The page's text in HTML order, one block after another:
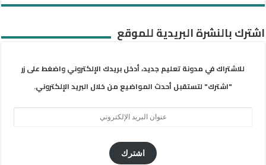
اشترك بالنشرة البريدية للموقع
للاشتراك في مدونة تعليم جديد، أدخل بريدك الإلكتروني واضغط على زر
"اشترك" لتستقبل أحدث المواضيع من خلال البريد الإلكتروني.
اشترك